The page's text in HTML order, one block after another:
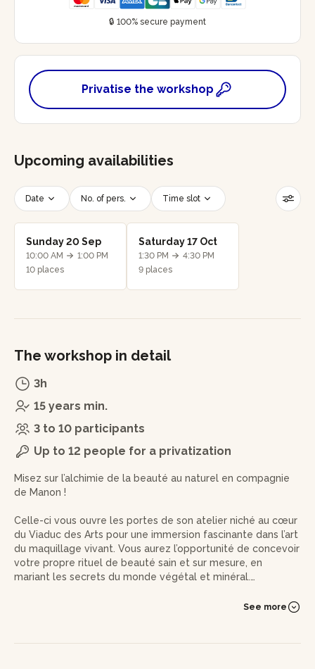
🔒 100% secure payment
Privatise the workshop
Upcoming availabilities
Date No. of pers. Time slot
Reset filters
Sunday 20 Sep
10:00 AM
1:00 PM
10 places
Saturday 17 Oct
1:30 PM
4:30 PM
9 places
The workshop in detail
3h
15 years min.
3 to 10 participants
Up to 12 people for a privatization
Misez sur l’alchimie de la beauté au naturel en compagnie
de Manon !
Celle-ci vous ouvre les portes de son atelier niché au cœur
du Viaduc des Arts pour une immersion fascinante dans l’art
du maquillage vivant. Vous aurez l’opportunité de concevoir
votre propre rituel de beauté sain et sur mesure, en
mariant les secrets du monde végétal et minéral.
Dès votre arrivée, vous serez chaleureusement accueilli par
travers le temps.
See more